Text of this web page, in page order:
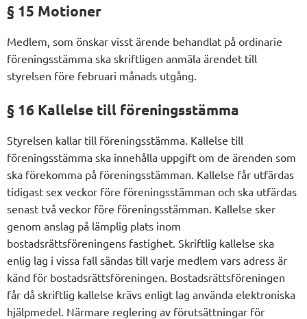
§ 15 Motioner
Medlem, som önskar visst ärende behandlat på ordinarie
föreningsstämma ska skriftligen anmäla ärendet till
styrelsen före februari månads utgång.
§ 16 Kallelse till föreningsstämma
Styrelsen kallar till föreningsstämma. Kallelse till
föreningsstämma ska innehålla uppgift om de ärenden som
ska förekomma på föreningsstämman. Kallelse får utfärdas
tidigast sex veckor före föreningsstämman och ska utfärdas
senast två veckor före föreningsstämman. Kallelse sker
genom anslag på lämplig plats inom
bostadsrättsföreningens fastighet. Skriftlig kallelse ska
enlig lag i vissa fall sändas till varje medlem vars adress är
känd för bostadsrättsföreningen. Bostadsrättsföreningen
får då skriftlig kallelse krävs enligt lag använda elektroniska
hjälpmedel. Närmare reglering av förutsättningar för